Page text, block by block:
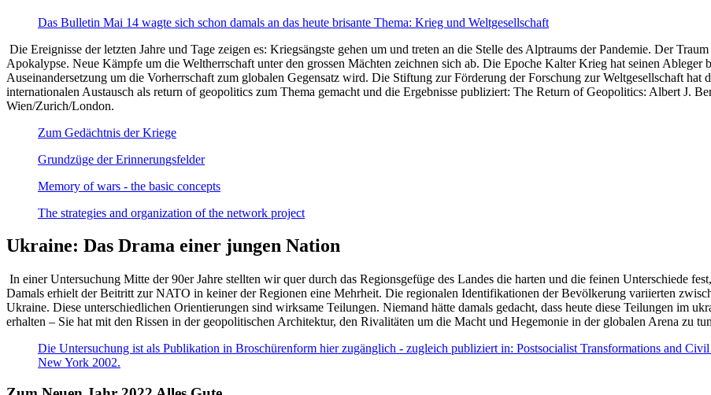
Das Bulletin Mai 14 wagte sich schon damals an das heute brisante Thema: Krieg und Weltgesellschaft
Die Ereignisse der letzten Jahre und Tage zeigen es: Kriegsängste gehen um und treten an die Stelle des Alptraums der Pandemie. Der
Apokalypse. Neue Kämpfe um die Weltherrschaft unter den grossen Mächten zeichnen sich ab. Die Epoche Kalter Krieg hat seinen
Auseinandersetzung um die Vorherrschaft zum globalen Gegensatz wird. Die Stiftung zur Förderung der Forschung zur Weltgesellschaft hat
internationalen Austausch als return of geopolitics zum Thema gemacht und die Ergebnisse publiziert: The Return of Geopolitics: Albert J.
Wien/Zurich/London.
Zum Gedächtnis der Kriege
Grundzüge der Erinnerungsfelder
Memory of wars - the basic concepts
The strategies and organization of the network project
Ukraine: Das Drama einer jungen Nation
In einer Untersuchung Mitte der 90er Jahre stellten wir quer durch das Regionsgefüge des Landes die harten und die feinen Unterschiede
Damals erhielt der Beitritt zur NATO in keiner der Regionen eine Mehrheit. Die regionalen Identifikationen der Bevölkerung variierten
Ukraine. Diese unterschiedlichen Orientierungen sind wirksame Teilungen. Niemand hätte damals gedacht, dass heute diese Teilungen im
erhalten – Sie hat mit den Rissen in der geopolitischen Architektur, den Rivalitäten um die Macht und Hegemonie in der globalen Arena zu
Die Untersuchung ist als Publikation in Broschürenform hier zugänglich - zugleich publiziert in: Postsocialist Transformations and
New York 2002.